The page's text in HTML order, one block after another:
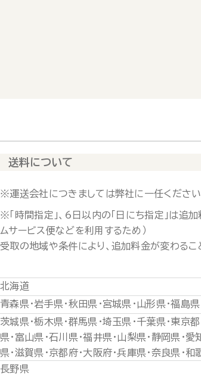
送料について
※運送会社につきましては弊社に一任ください
※「時間指定」、6日以内の「日にち指定」は追
ムサービス便などを利用するため）
受取の地域や条件により、追加料金が変わるこ
北海道
青森県・岩手県・秋田県・宮城県・山形県・福島県
茨城県・栃木県・群馬県・埼玉県・千葉県・東京
県・富山県・石川県・福井県・山梨県・静岡県・愛
県・滋賀県・京都府・大阪府・兵庫県・奈良県・和
長野県